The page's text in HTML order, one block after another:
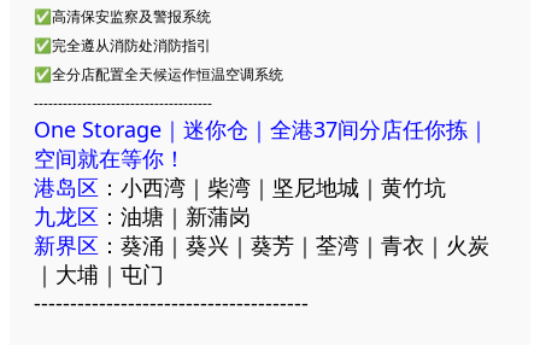
✅高清保安监察及警报系统
✅完全遵从消防处消防指引
✅全分店配置全天候运作恒温空调系统
-------------------------------------
One Storage｜迷你仓｜全港37间分店任你拣｜
空间就在等你！
港岛区 ：小西湾｜柴湾｜坚尼地城｜黄竹坑
九龙区 ：油塘｜新蒲岗
新界区 ：葵涌｜葵兴｜葵芳｜荃湾｜青衣｜火炭
｜大埔｜屯门
--------------------------------------